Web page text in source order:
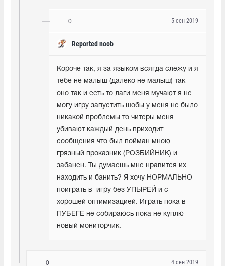
0
Reported noob
5 сен 2019
Короче так, я за языком всягда слежу и я
тебе не малыш (далеко не малыш) так
оно так и есть то лаги меня мучают я не
могу игру запустить шобы у меня не было
никакой проблемы то читеры меня
убивают каждый день приходит
сообщения что был пойман мною
грязный проказник (РОЗБИЙНИК) и
забанен. Ты думаешь мне нравится их
находить и банить? Я хочу НОРМАЛЬНО
поиграть в  игру без УПЫРЕЙ и с
хорошей оптимизацией. Играть пока в
ПУБЕГЕ не собираюсь пока не куплю
новый мониторчик.
0 4 сен 2019